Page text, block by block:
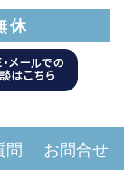
休
問 お問合せ